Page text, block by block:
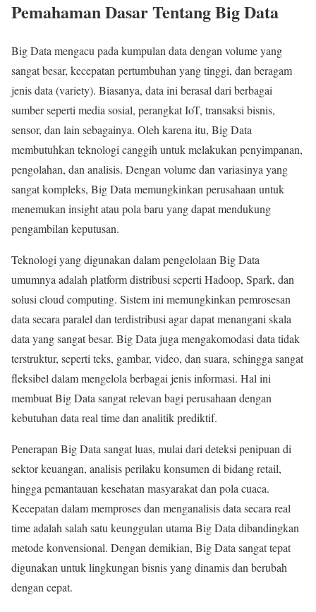
Pemahaman Dasar Tentang Big Data
Big Data mengacu pada kumpulan data dengan volume yang
sangat besar, kecepatan pertumbuhan yang tinggi, dan beragam
jenis data (variety). Biasanya, data ini berasal dari berbagai
sumber seperti media sosial, perangkat IoT, transaksi bisnis,
sensor, dan lain sebagainya. Oleh karena itu, Big Data
membutuhkan teknologi canggih untuk melakukan penyimpanan,
pengolahan, dan analisis. Dengan volume dan variasinya yang
sangat kompleks, Big Data memungkinkan perusahaan untuk
menemukan insight atau pola baru yang dapat mendukung
pengambilan keputusan.
Teknologi yang digunakan dalam pengelolaan Big Data
umumnya adalah platform distribusi seperti Hadoop, Spark, dan
solusi cloud computing. Sistem ini memungkinkan pemrosesan
data secara paralel dan terdistribusi agar dapat menangani skala
data yang sangat besar. Big Data juga mengakomodasi data tidak
terstruktur, seperti teks, gambar, video, dan suara, sehingga sangat
fleksibel dalam mengelola berbagai jenis informasi. Hal ini
membuat Big Data sangat relevan bagi perusahaan dengan
kebutuhan data real time dan analitik prediktif.
Penerapan Big Data sangat luas, mulai dari deteksi penipuan di
sektor keuangan, analisis perilaku konsumen di bidang retail,
hingga pemantauan kesehatan masyarakat dan pola cuaca.
Kecepatan dalam memproses dan menganalisis data secara real
time adalah salah satu keunggulan utama Big Data dibandingkan
metode konvensional. Dengan demikian, Big Data sangat tepat
digunakan untuk lingkungan bisnis yang dinamis dan berubah
dengan cepat.